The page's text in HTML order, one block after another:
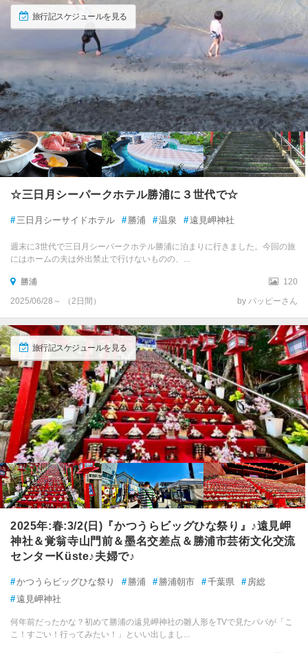
旅行記スケジュールを見る
☆三日月シーパークホテル勝浦に３世代で☆
# 三日月シーサイドホテル # 勝浦 #温泉 #遠見岬神社
週末に3世代で三日月シーパークホテル勝浦に泊まりに行きました。今回の旅
にはホームの夫は外出禁止で行けないものの、...
勝浦
120
2025/06/28～ （2日間）
by パッピーさん
旅行記スケジュールを見る
2025年:春:3/2(日)『かつうらビッグひな祭り』♪遠見岬
神社＆覚翁寺山門前＆墨名交差点＆勝浦市芸術文化交流
センターKüste♪夫婦で♪
#かつうらビッグひな祭り # 勝浦 # 勝浦朝市 #千葉県 # 房総
#遠見岬神社
何年前だったかな？初めて勝浦の遠見岬神社の雛人形をTVで見たパパが「こ
こ！すごい！行ってみたい！」といい出しまし...